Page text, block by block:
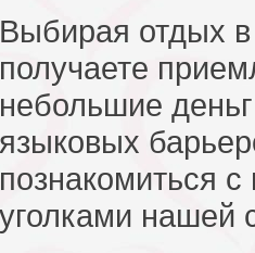
Выбирая отдых
получаете
небольшие
языковых
познакомиться
уголками нашей